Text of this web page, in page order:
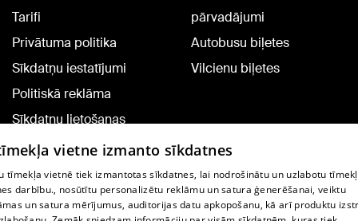
Tarifi
Privātuma politika
Sīkdatņu iestatījumi
Politiskā reklāma
Sīkdatņu lietošanas
noteikumi
Komentāru pievienošana
pārvadājumi
Autobusu biļetes
Vilcienu biļetes
TV programma
vietne izmanto sīkdatnes
tīmekļa vietnē tiek izmantotas sīkdatnes, lai nodrošinātu un uzlabotu
darbību., nosūtītu personalizētu reklāmu un satura ģenerēšanai, veiktu
un satura mērījumus, auditorijas datu apkopošanu, kā arī produktu